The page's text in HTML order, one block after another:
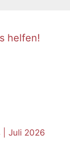
helfen!
| Juli 2026